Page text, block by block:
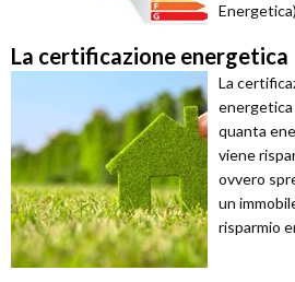
La certificazione energetica
La
quanta
viene
ovvero
un
risparmio